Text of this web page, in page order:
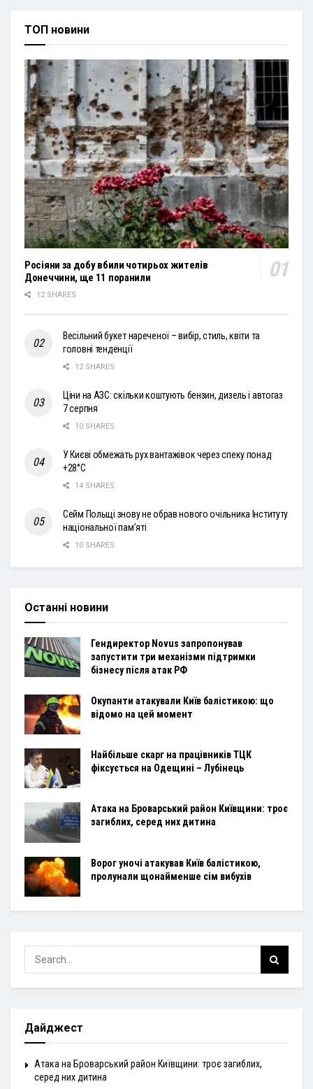
ТОП новини
Росіяни за добу вбили чотирьох жителів
Донеччини, ще 11 поранили
12 SHARES
Весільний букет нареченої – вибір, стиль, квіти та
головні тенденції
12 SHARES
Ціни на АЗС: скільки коштують бензин, дизель і автогаз
7 серпня
10 SHARES
У Києві обмежать рух вантажівок через спеку понад
+28°С
14 SHARES
Сейм Польщі знову не обрав нового очільника Інституту
національної пам’яті
10 SHARES
Останні новини
Гендиректор Novus запропонував
запустити три механізми підтримки
бізнесу після атак РФ
Окупанти атакували Київ балістикою: що
відомо на цей момент
Найбільше скарг на працівників ТЦК
фіксується на Одещині – Лубінець
Атака на Броварський район Київщини: троє
загиблих, серед них дитина
Ворог уночі атакував Київ балістикою,
пролунали щонайменше сім вибухів
Дайджест
Атака на Броварський район Київщини: троє загиблих,
серед них дитина